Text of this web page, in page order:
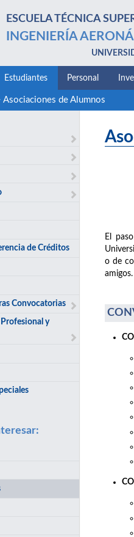
ESCUELA TÉCNICA
INGENIERÍA
Estudiantes Personal
Asociaciones de Alumnos
de Créditos
Convocatorias
y
El
o de
amigos.